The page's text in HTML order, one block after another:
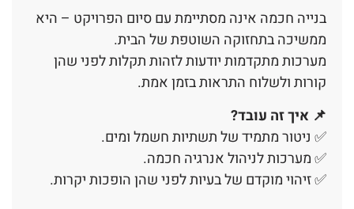
בנייה חכמה אינה מסתיימת עם סיום הפרויקט – היא
ממשיכה בתחזוקה השוטפת של הבית.
מערכות מתקדמות יודעות לזהות תקלות לפני שהן
קורות ולשלוח התראות בזמן אמת.
📌 איך זה עובד?
✅ ניטור מתמיד של תשתיות חשמל ומים.
✅ מערכות לניהול אנרגיה חכמה.
✅ זיהוי מוקדם של בעיות לפני שהן הופכות יקרות.